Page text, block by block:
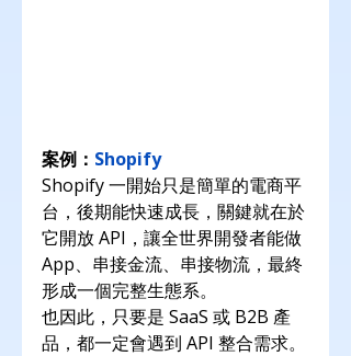
案例： Shopify
Shopify 一開始只是簡單的電商平
台，後期能快速成長，關鍵就在於
它開放 API，讓全世界開發者能做
App、串接金流、串接物流，最終
形成一個完整生態系。
也因此，只要是 SaaS 或 B2B 產
品，都一定會遇到 API 整合需求。